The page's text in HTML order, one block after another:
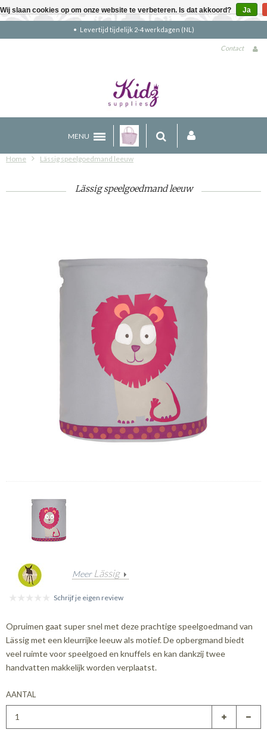
Gratis verzending boven €90 (NL)
Contact
MENU
Home Lässig speelgoedmand leeuw
Lässig speelgoedmand leeuw
Meer Lässig
Schrijf je eigen review
Opruimen gaat super snel met deze prachtige speelgoedmand van
Lässig met een kleurrijke leeuw als motief. De opbergmand biedt
veel ruimte voor speelgoed en knuffels en kan dankzij twee
handvatten makkelijk worden verplaatst.
AANTAL
Wij slaan cookies op om onze website te verbeteren. Is dat akkoord? Ja